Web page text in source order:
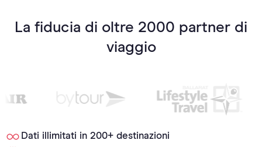
La fiducia di oltre 2000 partner di
viaggio
Dati illimitati in 200+ destinazioni